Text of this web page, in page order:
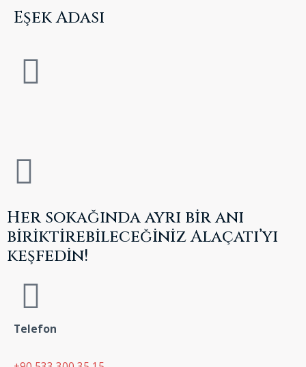
Eşek Adası
Her sokağında ayrı bir anı
biriktirebileceğiniz Alaçatı’yı
keşfedin!
Telefon